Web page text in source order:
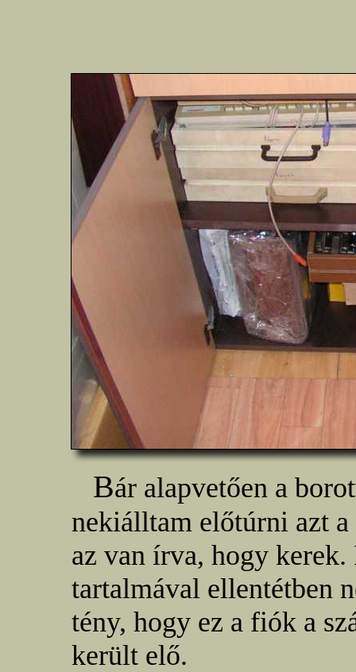
Bár alapvetően a
nekiálltam előtúrni azt
az van írva, hogy
tartalmával ellentétben
tény, hogy ez a fiók a
került elő.